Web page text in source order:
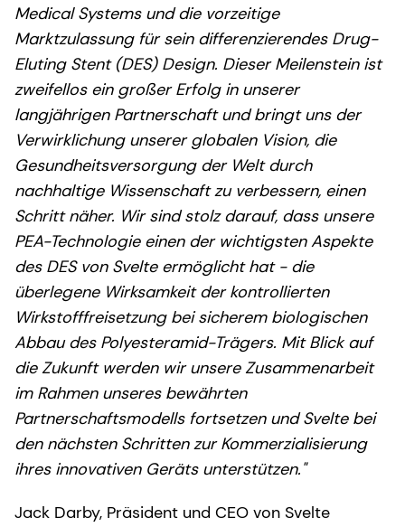
Medical Systems und die vorzeitige
Marktzulassung für sein differenzierendes Drug-
Eluting Stent (DES) Design. Dieser Meilenstein ist
zweifellos ein großer Erfolg in unserer
langjährigen Partnerschaft und bringt uns der
Verwirklichung unserer globalen Vision, die
Gesundheitsversorgung der Welt durch
nachhaltige Wissenschaft zu verbessern, einen
Schritt näher. Wir sind stolz darauf, dass unsere
PEA-Technologie einen der wichtigsten Aspekte
des DES von Svelte ermöglicht hat - die
überlegene Wirksamkeit der kontrollierten
Wirkstofffreisetzung bei sicherem biologischen
Abbau des Polyesteramid-Trägers. Mit Blick auf
die Zukunft werden wir unsere Zusammenarbeit
im Rahmen unseres bewährten
Partnerschaftsmodells fortsetzen und Svelte bei
den nächsten Schritten zur Kommerzialisierung
ihres innovativen Geräts unterstützen."
Jack Darby, Präsident und CEO von Svelte